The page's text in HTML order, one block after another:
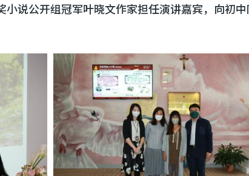
说公开组冠军叶晓文作家担任演讲嘉宾，向初